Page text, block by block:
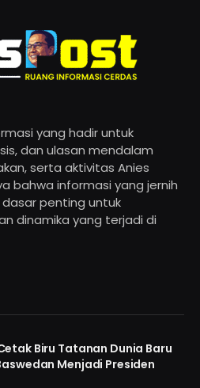
yang hadir untuk
dan ulasan mendalam
serta aktivitas Anies
bahwa informasi yang jernih
penting untuk
dinamika yang terjadi di
Biru Tatanan Dunia Baru
Menjadi Presiden